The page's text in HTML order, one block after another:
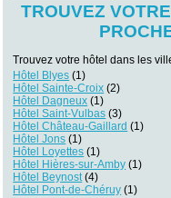
TROUVEZ
Trouvez votre hôtel dans les
Hôtel Blyes (1)
Hôtel Sainte-Croix (2)
Hôtel Dagneux (1)
Hôtel Saint-Vulbas (3)
Hôtel Château-Gaillard (1)
Hôtel Jons (1)
Hôtel Loyettes (1)
Hôtel Hières-sur-Amby (1)
Hôtel Beynost(4)
Hôtel Pont-de-Chéruy (1)